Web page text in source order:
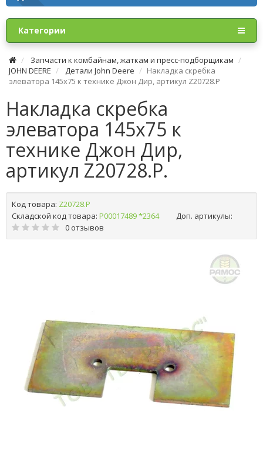
Категории
Запчасти к комбайнам, жаткам и пресс-подборщикам
JOHN DEERE
Детали John Deere
Накладка скребка
элеватора 145х75 к технике Джон Дир, артикул Z20728.P
Накладка скребка
элеватора 145х75 к
технике Джон Дир,
артикул Z20728.P.
Код товара: Z20728.P
Складской код товара: Р00017489 *2364
Доп. артикулы:
0 отзывов